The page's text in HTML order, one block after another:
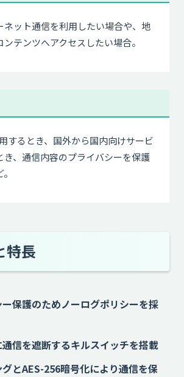
ネット通信を利用したい場合や、地
テンツへアクセスしたい場合。
するとき、国外から国内向けサービ
き、通信内容のプライバシーを保護
特長
保護のためノーログポリシーを採
信を遮断するキルスイッチを搭載
グとAES-256暗号化により通信を保